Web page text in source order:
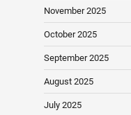
November 2025
October 2025
September 2025
August 2025
July 2025